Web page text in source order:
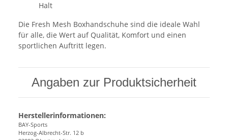
Halt
Die Fresh Mesh Boxhandschuhe sind die ideale Wahl
für alle, die Wert auf Qualität, Komfort und einen
sportlichen Auftritt legen.
Angaben zur Produktsicherheit
Herstellerinformationen:
BAY-Sports
Herzog-Albrecht-Str. 12 b